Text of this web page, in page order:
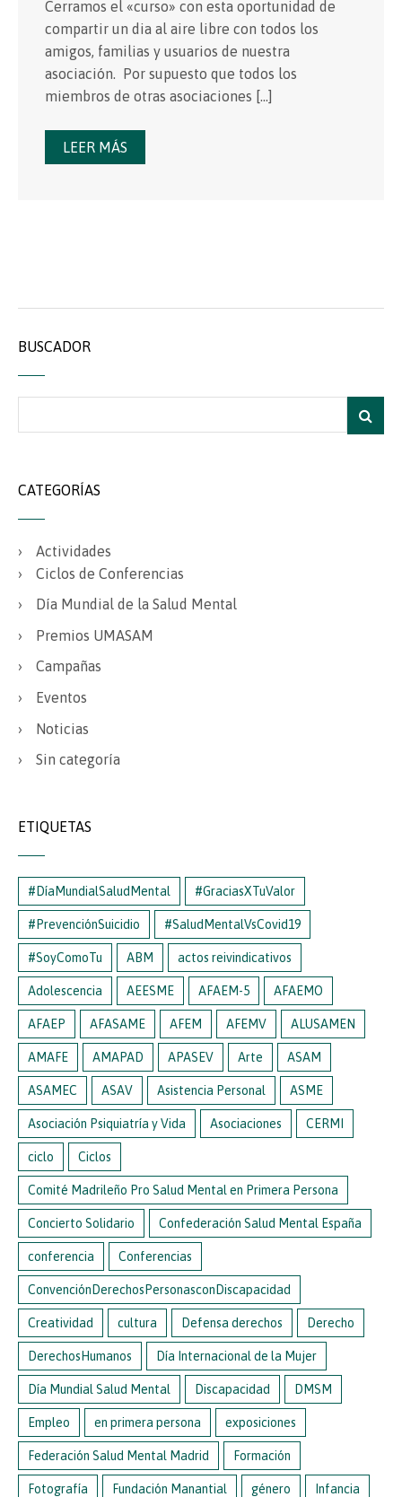
Cerramos el «curso» con esta oportunidad de
compartir un dia al aire libre con todos los
amigos, familias y usuarios de nuestra
asociación. Por supuesto que todos los
miembros de otras asociaciones […]
LEER MÁS
BUSCADOR
CATEGORÍAS
Actividades
Ciclos de Conferencias
Día Mundial de la Salud Mental
Premios UMASAM
Campañas
Eventos
Noticias
Sin categoría
ETIQUETAS
#DíaMundialSaludMental #GraciasXTuValor
#PrevenciónSuicidio #SaludMentalVsCovid19
#SoyComoTu ABM actos reivindicativos
Adolescencia AEESME AFAEM-5 AFAEMO
AFAEP AFASAME AFEM AFEMV ALUSAMEN
AMAFE AMAPAD APASEV Arte ASAM
ASAMEC ASAV Asistencia Personal ASME
Asociación Psiquiatría y Vida Asociaciones CERMI
ciclo Ciclos
Comité Madrileño Pro Salud Mental en Primera Persona
Concierto Solidario Confederación Salud Mental España
conferencia Conferencias
ConvenciónDerechosPersonasconDiscapacidad
Creatividad cultura Defensa derechos Derecho
DerechosHumanos Día Internacional de la Mujer
Día Mundial Salud Mental Discapacidad DMSM
Empleo en primera persona exposiciones
Federación Salud Mental Madrid Formación
Fotografía Fundación Manantial género Infancia